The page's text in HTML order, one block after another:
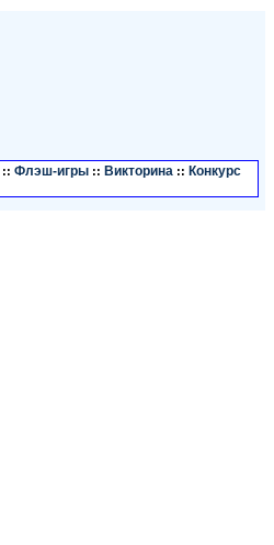
:: Флэш-игры :: Викторина :: Конкурс